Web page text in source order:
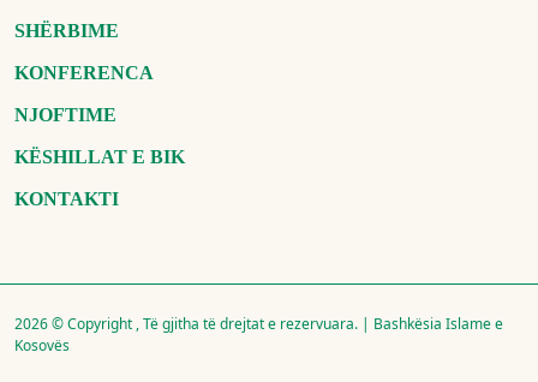
SHËRBIME
KONFERENCA
NJOFTIME
KËSHILLAT E BIK
KONTAKTI
2026 © Copyright , Të gjitha të drejtat e rezervuara. | Bashkësia Islame e
Kosovës